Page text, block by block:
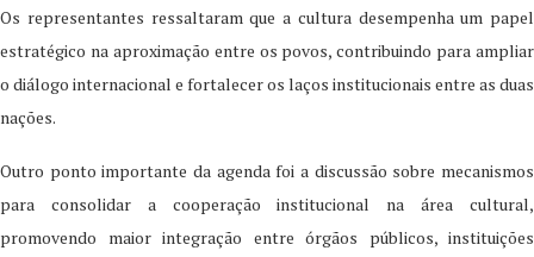
Os representantes ressaltaram que a cultura desempenha um papel
estratégico na aproximação entre os povos, contribuindo para ampliar
o diálogo internacional e fortalecer os laços institucionais entre as duas
nações.
Outro ponto importante da agenda foi a discussão sobre mecanismos
para consolidar a cooperação institucional na área cultural,
promovendo maior integração entre órgãos públicos, instituições